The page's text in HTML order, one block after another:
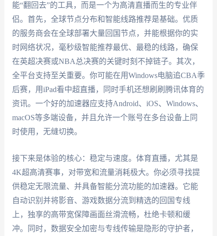
能“翻回去”的工具，而是一个为高清直播而生的专业伴
侣。首先，全球节点分布和智能线路推荐是基础。优质
的服务商会在全球部署大量回国节点，并能根据你的实
时网络状况，毫秒级智能推荐最优、最稳的线路，确保
在英超决赛或NBA总决赛的关键时刻不掉链子。其次，
全平台支持至关重要。你可能在用Windows电脑追CBA季
后赛，用iPad看中超直播，同时手机还想刷刷腾讯体育的
资讯。一个好的加速器应支持Android、iOS、Windows、
macOS等多端设备，并且允许一个账号在多台设备上同
时使用，无缝切换。
接下来是体验的核心：稳定与速度。体育直播，尤其是
4K超高清赛事，对带宽和流量消耗极大。你必须寻找提
供稳定无限流量、并具备智能分流功能的加速器。它能
自动识别并将影音、游戏数据分流到精选的回国专线
上，独享的高带宽保障画面丝滑流畅，杜绝卡顿和缓
冲。同时，数据安全加密与专线传输是隐形的守护者，